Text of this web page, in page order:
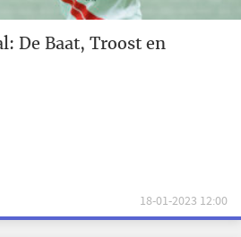
De Baat, Troost en
18-01-2023 12:00